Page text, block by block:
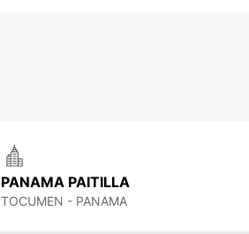
PANAMA PAITILLA
TOCUMEN - PANAMA